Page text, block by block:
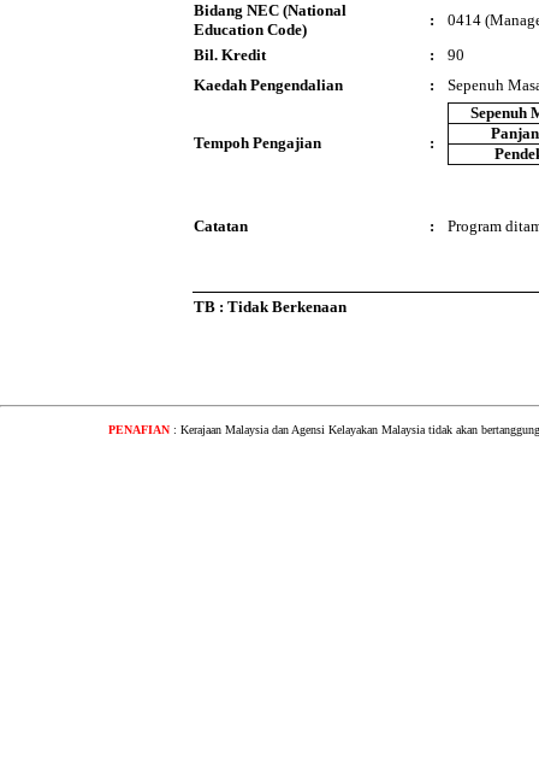
Bidang NEC (National
Education Code)
:
0414
Bil. Kredit
:
90
Kaedah Pengendalian
: Sepenuh
Tempoh Pengajian :
Sepenuh
Catatan : Program
TB : Tidak Berkenaan
PENAFIAN : Kerajaan Malaysia dan Agensi Kelayakan Malaysia tidak akan